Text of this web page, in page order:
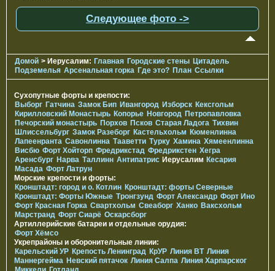
Следующее фото ->
Домой > Иерусалим: Главная Городские стены Цитадель
Подземелья Арсенальная горка Где это? План Ссылки
Сухопутные форты и крепости:
Выборг Гатчина Замок Бип Ивангород Изборск Кексгольм
Кирилловский Монастырь Копорье Новгород Петропавловка
Печорcкий монастырь Порхов Псков Старая Ладога Тихвин
Шлиссельбург Замок Разеборг Кастельхольм Кюменлинна
Лапеенранта Савонлинна Тааветти Турку Хамина Хямеенлинна
Висбю Форт Хойторп Фредрикстад Фредрикстен Хегра
Аренсбург Нарва Таллинн Антипатрис Иерусалим Кесария
Масада Форт Латрун
Морские крепости и форты:
Кронштадт: город и о. Котлин Кронштадт: форты Северные
Кронштадт: Форты Южные Тронгзунд Форт Александр Форт Ино
Форт Красная Горка Свартхольм Свеаборг Ханко Ваксхольм
Марстранд Форт Сиарё Оскарсборг
Артиллерийские батареи и отдельные орудия:
Форт Хёмсо
Укрепрайоны и оборонительные линии:
Карельский УР Крепость Ленинград КрУР Линия ВТ Линия
Маннергейма Невский пятачок Линия Салпа Линия Харпарског